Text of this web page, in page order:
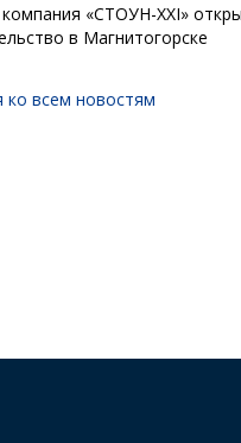
«СТОУН-XXI»
в Магнитогорске
ко всем новостям